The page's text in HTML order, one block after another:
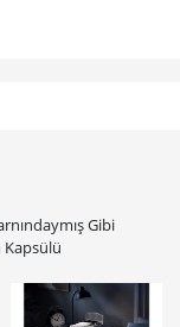
Gibi